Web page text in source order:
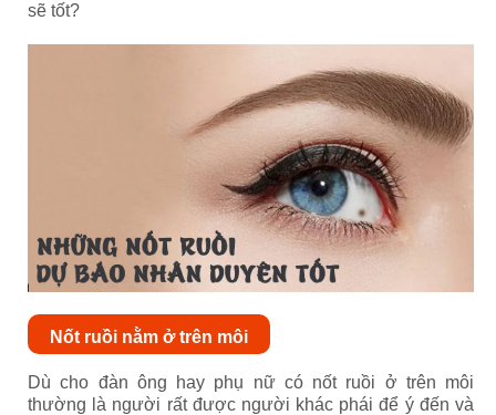
sẽ tốt?
Nốt ruồi nằm ở trên môi
Dù cho đàn ông hay phụ nữ có nốt ruồi ở trên môi
thường là người rất được người khác phái để ý đến và